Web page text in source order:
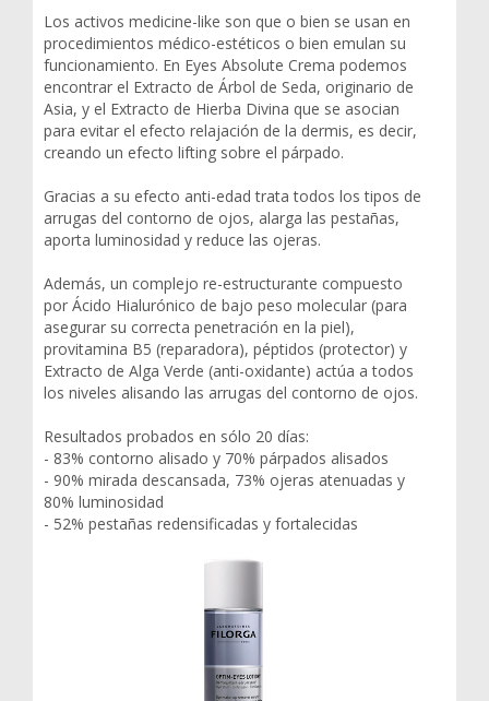
Los activos medicine-like son que o bien se usan en
procedimientos médico-estéticos o bien emulan su
funcionamiento. En Eyes Absolute Crema podemos
encontrar el Extracto de Árbol de Seda, originario de
Asia, y el Extracto de Hierba Divina que se asocian
para evitar el efecto relajación de la dermis, es decir,
creando un efecto lifting sobre el párpado.
Gracias a su efecto anti-edad trata todos los tipos de
arrugas del contorno de ojos, alarga las pestañas,
aporta luminosidad y reduce las ojeras.
Además, un complejo re-estructurante compuesto
por Ácido Hialurónico de bajo peso molecular (para
asegurar su correcta penetración en la piel),
provitamina B5 (reparadora), péptidos (protector) y
Extracto de Alga Verde (anti-oxidante) actúa a todos
los niveles alisando las arrugas del contorno de ojos.
Resultados probados en sólo 20 días:
- 83% contorno alisado y 70% párpados alisados
- 90% mirada descansada, 73% ojeras atenuadas y
80% luminosidad
- 52% pestañas redensificadas y fortalecidas